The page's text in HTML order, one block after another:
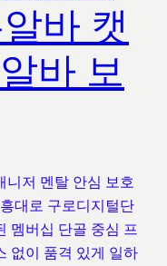
바 캣
바 보
니저 멘탈 안심 보호
대로 구로디지털단
멤버십 단골 중심 프
없이 품격 있게 일하